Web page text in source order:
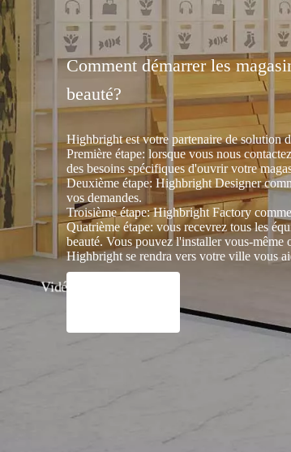
Comment démarrer les
beauté?
Highbright est votre partenaire de solution
Première étape: lorsque vous nous
des besoins spécifiques d'ouvrir votre
Deuxième étape: Highbright Designer
vos demandes.
Troisième étape: Highbright Factory
Quatrième étape: vous recevrez tous les
beauté. Vous pouvez l'installer vous-même
Highbright se rendra vers votre ville vous
Vidéo ＞